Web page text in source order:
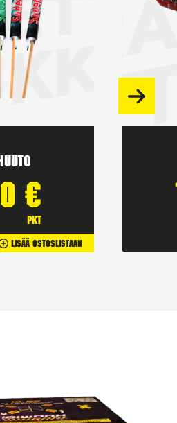
€
pkt
Lisää Ostoslistaan